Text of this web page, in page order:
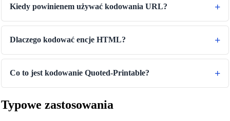
Kiedy powinienem używać kodowania URL?
Dlaczego kodować encje HTML?
Co to jest kodowanie Quoted-Printable?
Typowe zastosowania